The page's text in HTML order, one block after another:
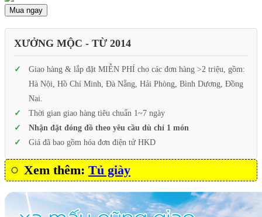
Mua ngay
XƯỞNG MỘC - TỪ 2014
Giao hàng & lắp đặt MIỄN PHÍ cho các đơn hàng >2 triệu, gồm:
Hà Nội, Hồ Chí Minh, Đà Nẵng, Hải Phòng, Bình Dương, Đồng
Nai.
Thời gian giao hàng tiêu chuẩn 1~7 ngày
Nhận đặt đóng đồ theo yêu cầu dù chỉ 1 món
Giá đã bao gồm hóa đơn điện tử HKD
Xem thêm: Tủ giày